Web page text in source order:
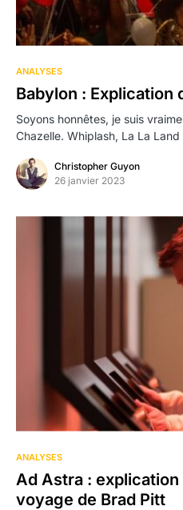
ANALYSES
Babylon : Explication
Soyons honnêtes, je suis
Chazelle. Whiplash, La La
Christopher Guyon
26 janvier 2023
ANALYSES
Ad Astra : explication
voyage de Brad Pitt